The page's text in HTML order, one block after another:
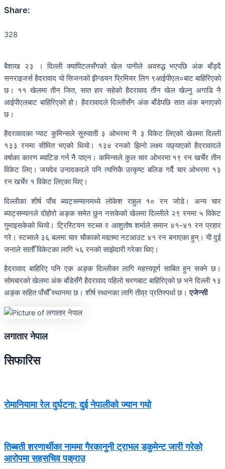
Share:
328
बैशाख २३ । दिल्ली क्यापिटलसँगको खेल पानीले अवरुद्ध भएपछि अंक बाँड्दै
सनराइजर्स हैदरावाद यो सिजनको इीन्डयन प्रिमियर लिग ९आईपीएल०बाट बाहिरिएको
छ। ११ खेलमा तीन जित, सात हार सहेको हैदरावाद तीन खेल खेल्नु अगाडि नै
आईपीएलबाट बाहिरिएको हो। हैदरावादले दिल्लीसँग अंक बाँडेपछि सात अंक बनाएको
छ।
हैदरावादका प्याट कुमिन्सले सुरुवाती ३ ओभरमा नै ३ विकेट लिएको खेलमा दिल्ली
१३३ रनमा सीमित भएको थियो। १३४ रनको झिनो लक्ष्य पछ्याएको हैदरावादले
वर्षाका कारण ब्याटिङ गर्न नै पाएन। कमिन्सले कुल चार ओभरमा १९ रन खर्चेर तीन
विकेट लिए। जयदेव उनादकदले पनि त्यत्तिकै उत्कृष्ट बलिङ गर्दै चार ओभरमा १३
रन खर्चेर १ विकेट लिएका थिए।
दिल्लीका शीर्ष पाँच ब्याट्सम्यानमध्ये लोकेश राहुल १० रन जोडे। अन्य चार
ब्याट्सम्यानले दोहोरो अङ्क समेत छुन नसकेको खेलमा दिल्लीले २९ रनमा ५ विकेट
गुमाइसकेको थियो। ट्रिस्टियन स्टब्स र आशुतोष शर्माले समान ४१–४१ रन प्रहार
गरे। स्टब्सले ३६ बलमा चार चौकाको मद्दतमा नटआउट ४१ रन बनाएका हुन्। यी दुई
जनाले सातौँ विकेटका लागि ५६ रनको साझेदारी गरेका थिए।
हैदरावाद बाहिरिए पनि एक अङ्क दिल्लीका लागि महत्त्वपूर्ण साबित हुन सक्ने छ।
सोमबारको खेलमा अंक बाँडेसँगै हैदरावाद पहिलो चरणबाट बाहिरिएको छ भने दिल्ली १३
अङ्क सहित पाँचौँ स्थानमा छ। शीर्ष स्थानका लागि तीव्र प्रतिस्पर्धा छ।एजेन्सी
लगातार नेपाल
सिफारिस
रोमानियामा रेल दुर्घटना: दुई नेपालीको ज्यान गयो
तिब्बती शरणार्थीका नाममा गैरकानुनी ट्राभल डकुमेन्ट जारी गरेको
आरोपमा सहसचिव पक्राउ